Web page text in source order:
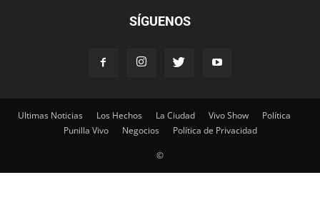
SÍGUENOS
Ultimas Noticias Los Hechos La Ciudad Vivo Show
Política
Punilla Vivo
Negocios Política de Privacidad
©